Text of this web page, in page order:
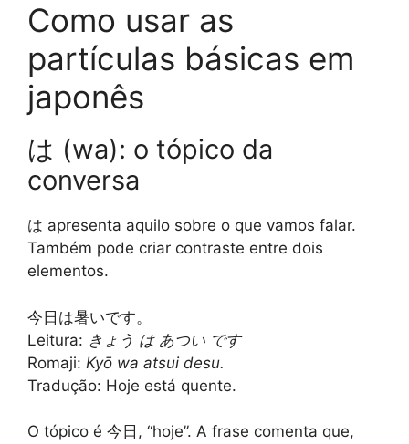
Como usar as
partículas básicas em
japonês
は (wa): o tópico da
conversa
は apresenta aquilo sobre o que vamos falar.
Também pode criar contraste entre dois
elementos.
今日は暑いです。
Leitura: きょう は あつい です
Romaji: Kyō wa atsui desu.
Tradução: Hoje está quente.
O tópico é 今日, “hoje”. A frase comenta que,